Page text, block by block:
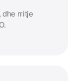
dhe rritje